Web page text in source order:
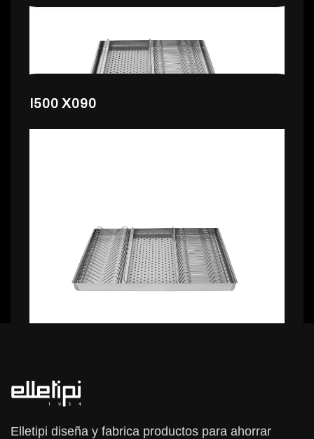
I500 X090
Elletipi diseña y fabrica productos para ahorrar